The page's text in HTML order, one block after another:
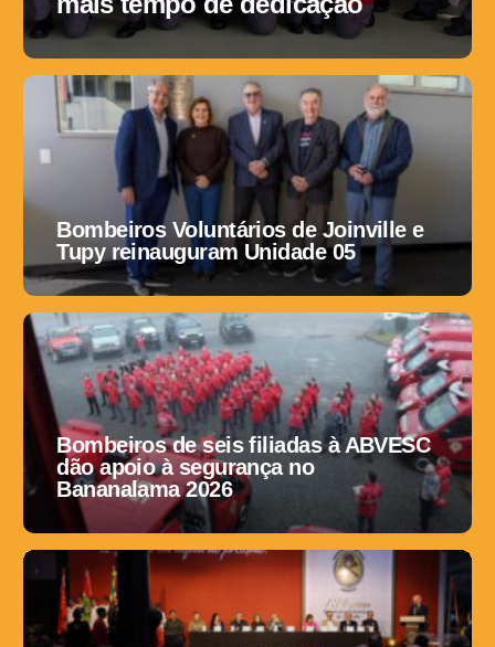
Bombeiros Voluntários de Joinville e
Tupy reinauguram Unidade 05
Bombeiros de seis filiadas à ABVESC
dão apoio à segurança no
Bananalama 2026